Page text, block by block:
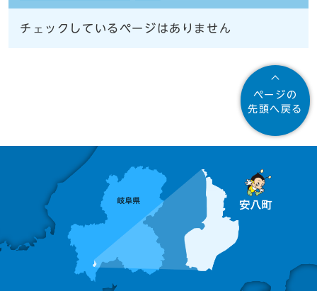
チェックしているページはありません
ページの
先頭へ戻る